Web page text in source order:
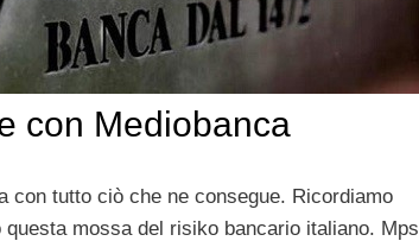
con Mediobanca
con tutto ciò che ne consegue. Ricordiamo
mossa del risiko bancario italiano. Mps